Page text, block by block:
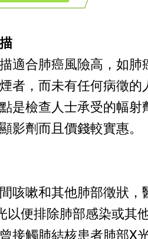
適合肺癌風險高，如肺
者，而未有任何病徵的
是檢查人士承受的幅射
影劑而且價錢較實惠。
咳嗽和其他肺部徵狀，
以便排除肺部感染或其
接觸肺結核患者肺部X